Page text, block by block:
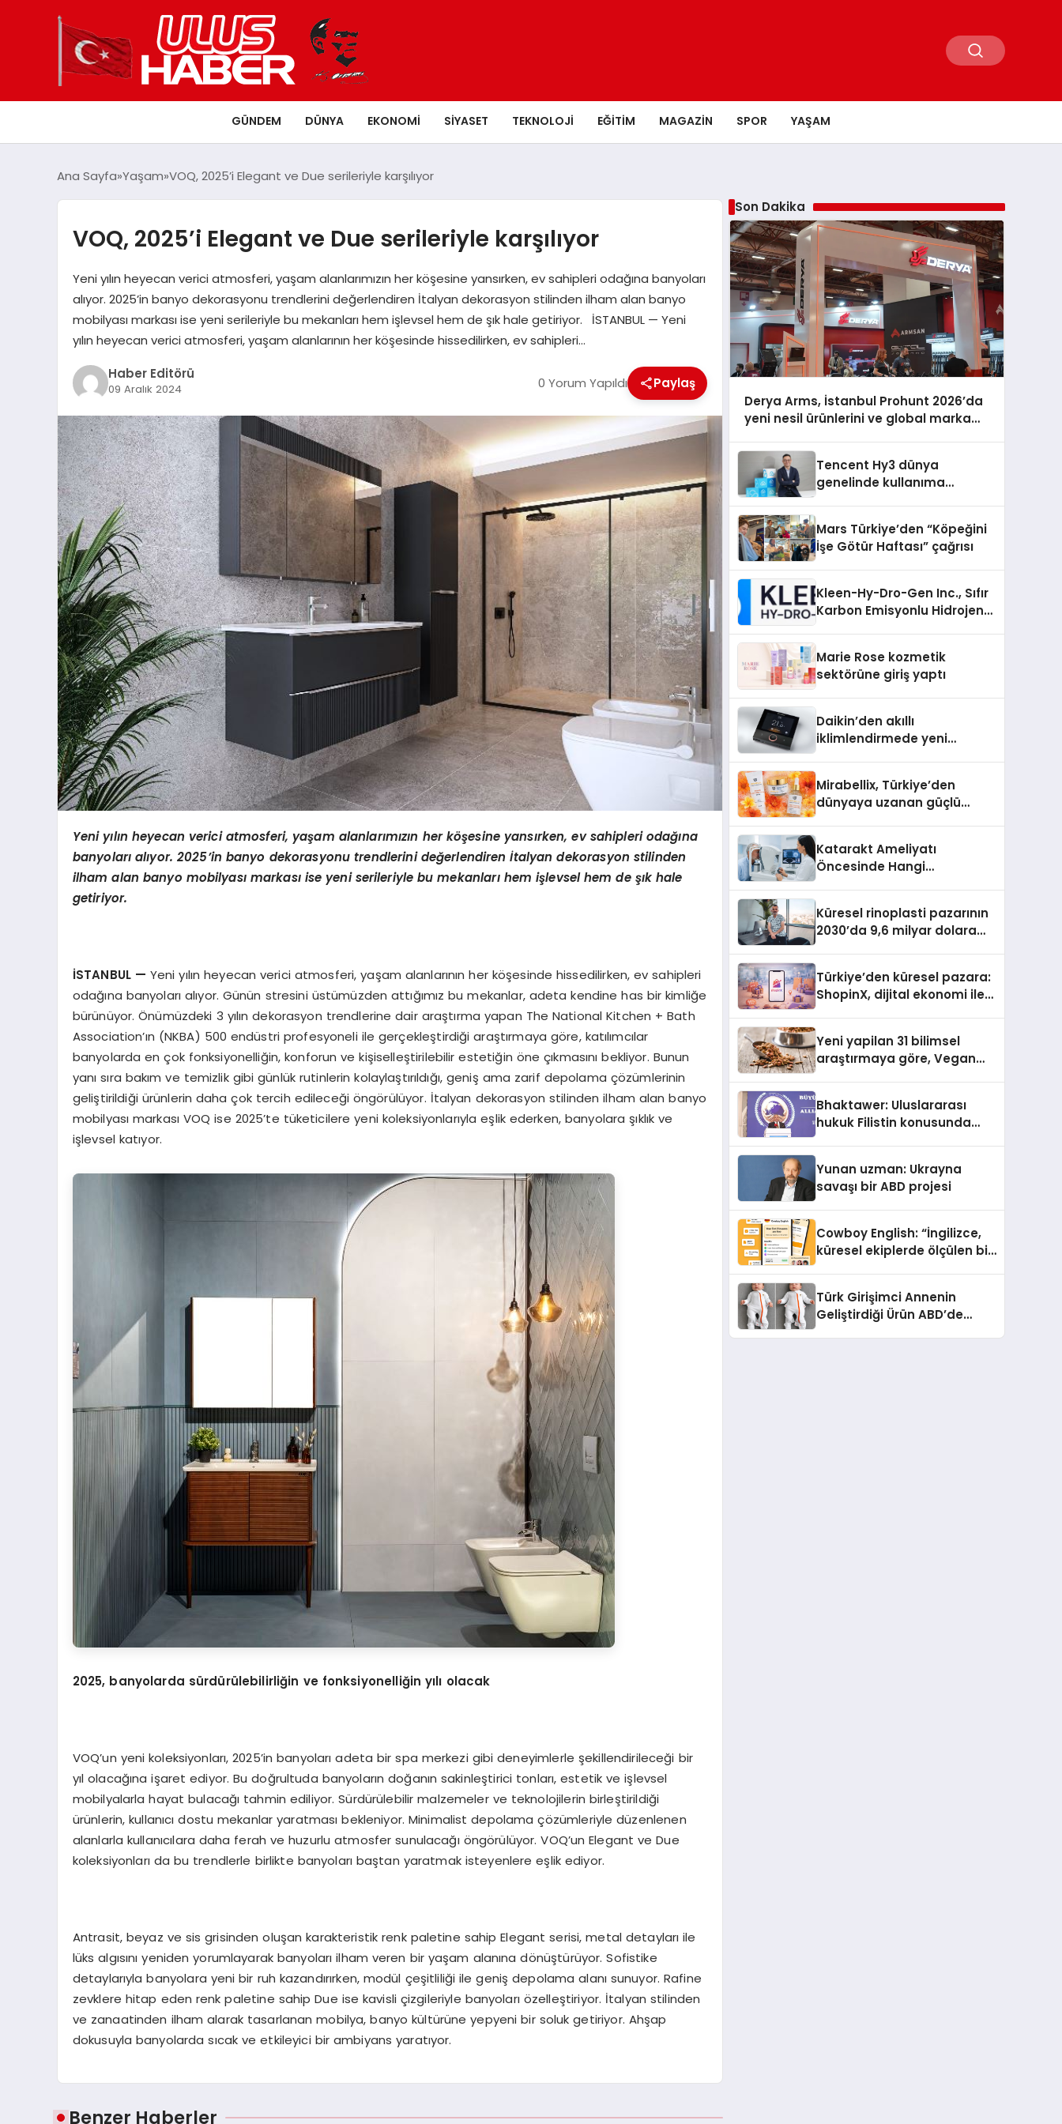
GÜNDEM DÜNYA EKONOMI SIYASET TEKNOLOJI EĞITIM MAGAZIN SPOR YAŞAM
Ana Sayfa Yaşam VOQ, 2025’i Elegant ve Due serileriyle karşılıyor
VOQ, 2025’i Elegant ve Due serileriyle karşılıyor
Yeni yılın heyecan verici atmosferi, yaşam alanlarımızın her köşesine yansırken, ev sahipleri odağına banyoları
alıyor. 2025’in banyo dekorasyonu trendlerini değerlendiren İtalyan dekorasyon stilinden ilham alan banyo
mobilyası markası ise yeni serileriyle bu mekanları hem işlevsel hem de şık hale getiriyor. İSTANBUL — Yeni
yılın heyecan verici atmosferi, yaşam alanlarının her köşesinde hissedilirken, ev sahipleri…
Haber Editörü
09 Aralık 2024 0 Yorum Yapıldı Paylaş
Yeni yılın heyecan verici atmosferi, yaşam alanlarımızın her köşesine yansırken, ev sahipleri odağına
banyoları alıyor. 2025’in banyo dekorasyonu trendlerini değerlendiren İtalyan dekorasyon stilinden
ilham alan banyo mobilyası markası ise yeni serileriyle bu mekanları hem işlevsel hem de şık hale
getiriyor.
İSTANBUL — Yeni yılın heyecan verici atmosferi, yaşam alanlarının her köşesinde hissedilirken, ev sahipleri
odağına banyoları alıyor. Günün stresini üstümüzden attığımız bu mekanlar, adeta kendine has bir kimliğe
bürünüyor. Önümüzdeki 3 yılın dekorasyon trendlerine dair araştırma yapan The National Kitchen + Bath
Association’ın (NKBA) 500 endüstri profesyoneli ile gerçekleştirdiği araştırmaya göre, katılımcılar
banyolarda en çok fonksiyonelliğin, konforun ve kişiselleştirilebilir estetiğin öne çıkmasını bekliyor. Bunun
yanı sıra bakım ve temizlik gibi günlük rutinlerin kolaylaştırıldığı, geniş ama zarif depolama çözümlerinin
geliştirildiği ürünlerin daha çok tercih edileceği öngörülüyor. İtalyan dekorasyon stilinden ilham alan banyo
mobilyası markası VOQ ise 2025’te tüketicilere yeni koleksiyonlarıyla eşlik ederken, banyolara şıklık ve
işlevsel katıyor.
2025, banyolarda sürdürülebilirliğin ve fonksiyonelliğin yılı olacak
VOQ’un yeni koleksiyonları, 2025’in banyoları adeta bir spa merkezi gibi deneyimlerle şekillendirileceği bir
yıl olacağına işaret ediyor. Bu doğrultuda banyoların doğanın sakinleştirici tonları, estetik ve işlevsel
mobilyalarla hayat bulacağı tahmin ediliyor. Sürdürülebilir malzemeler ve teknolojilerin birleştirildiği
ürünlerin, kullanıcı dostu mekanlar yaratması bekleniyor. Minimalist depolama çözümleriyle düzenlenen
alanlarla kullanıcılara daha ferah ve huzurlu atmosfer sunulacağı öngörülüyor. VOQ’un Elegant ve Due
koleksiyonları da bu trendlerle birlikte banyoları baştan yaratmak isteyenlere eşlik ediyor.
Antrasit, beyaz ve sis grisinden oluşan karakteristik renk paletine sahip Elegant serisi, metal detayları ile
lüks algısını yeniden yorumlayarak banyoları ilham veren bir yaşam alanına dönüştürüyor. Sofistike
detaylarıyla banyolara yeni bir ruh kazandırırken, modül çeşitliliği ile geniş depolama alanı sunuyor. Rafine
zevklere hitap eden renk paletine sahip Due ise kavisli çizgileriyle banyoları özelleştiriyor. İtalyan stilinden
ve zanaatinden ilham alarak tasarlanan mobilya, banyo kültürüne yepyeni bir soluk getiriyor. Ahşap
dokusuyla banyolarda sıcak ve etkileyici bir ambiyans yaratıyor.
Benzer Haberler
Son Dakika
Derya Arms, İstanbul Prohunt 2026’da
yeni nesil ürünlerini ve global marka
Tencent Hy3 dünya
genelinde kullanıma
Mars Türkiye’den “Köpeğini
İşe Götür Haftası” çağrısı
Kleen-Hy-Dro-Gen Inc., Sıfır
Karbon Emisyonlu Hidrojen
Aldı
Marie Rose kozmetik
sektörüne giriş yaptı
Daikin’den akıllı
iklimlendirmede yeni
Mirabellix, Türkiye’den
dünyaya uzanan güçlü
Katarakt Ameliyatı
Öncesinde Hangi
Küresel rinoplasti pazarının
2030’da 9,6 milyar dolara
Türkiye’den küresel pazara:
ShopinX, dijital ekonomi ile
Yeni yapilan 31 bilimsel
araştırmaya göre, Vegan
Sindirildiğini Ortaya Koydu
Bhaktawer: Uluslararası
hukuk Filistin konusunda
Yunan uzman: Ukrayna
savaşı bir ABD projesi
Cowboy English: “İngilizce,
küresel ekiplerde ölçülen bir
Türk Girişimci Annenin
Geliştirdiği Ürün ABD’de